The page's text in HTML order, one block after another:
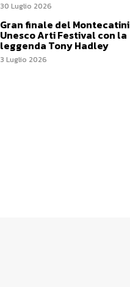
30 Luglio 2026
Gran finale del Montecatini
Unesco Arti Festival con la
leggenda Tony Hadley
3 Luglio 2026